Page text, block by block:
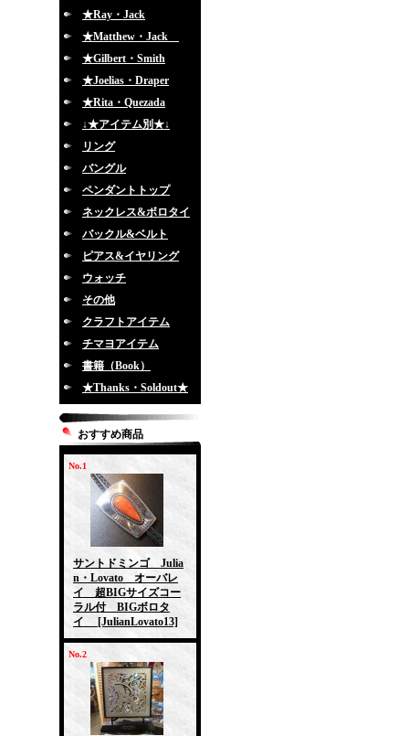
★Ray・Jack
★Matthew・Jack
★Gilbert・Smith
★Joelias・Draper
★Rita・Quezada
↓★アイテム別★↓
リング
バングル
ペンダントトップ
ネックレス&ボロタイ
バックル&ベルト
ピアス&イヤリング
ウォッチ
その他
クラフトアイテム
チマヨアイテム
書籍（Book）
★Thanks・Soldout★
おすすめ商品
No.1
サントドミンゴ Julia
n・Lovato オーバレ
イ 超BIGサイズコー
ラル付 BIGボロタ
イ
[JulianLovato13]
No.2